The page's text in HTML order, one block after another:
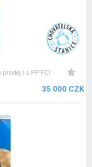
prodej s PP FCI
35 000 CZK